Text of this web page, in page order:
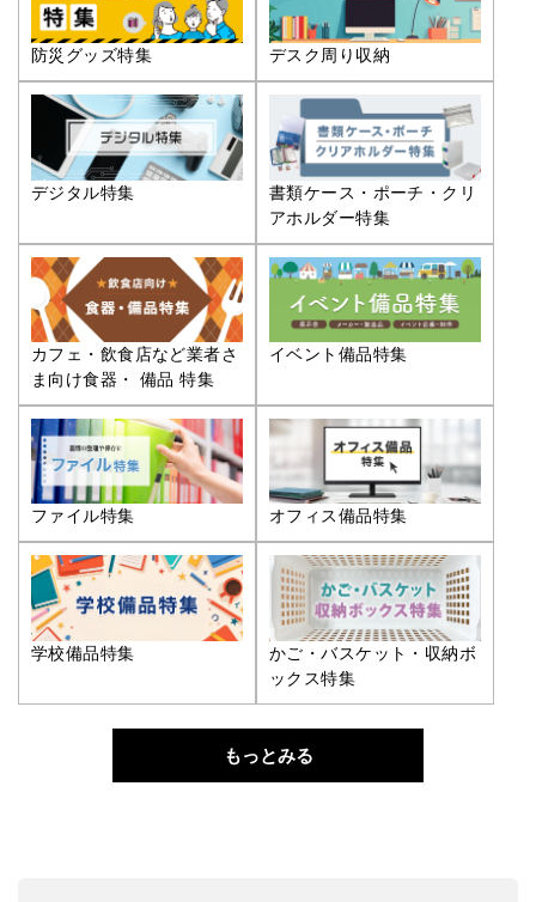
防災グッズ特集 デスク周り収納
デジタル特集
書類ケース・ポーチ・クリ
アホルダー特集
カフェ・飲食店など業者さ
ま向け食器・ 備品 特集
イベント備品特集
ファイル特集 オフィス備品特集
学校備品特集
かご・バスケット・収納ボ
ックス特集
もっとみる